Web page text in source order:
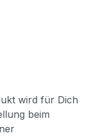
wird für Dich
beim